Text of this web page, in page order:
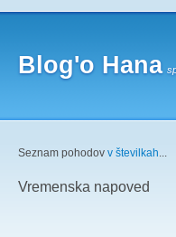
Blog'o Hana
Seznam pohodov v številkah...
Vremenska napoved